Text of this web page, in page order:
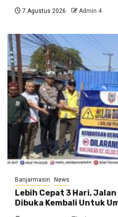
7 Agustus 2026 Admin 4
Banjarmasin News
Lebih Cepat 3 Hari,
Dibuka Kembali Untuk